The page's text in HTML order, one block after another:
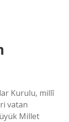
Kurulu, millî
vatan
Millet